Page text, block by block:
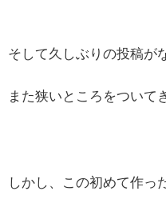
そして久しぶりの投稿が
また狭いところをついて
しかし、この初めて作っ